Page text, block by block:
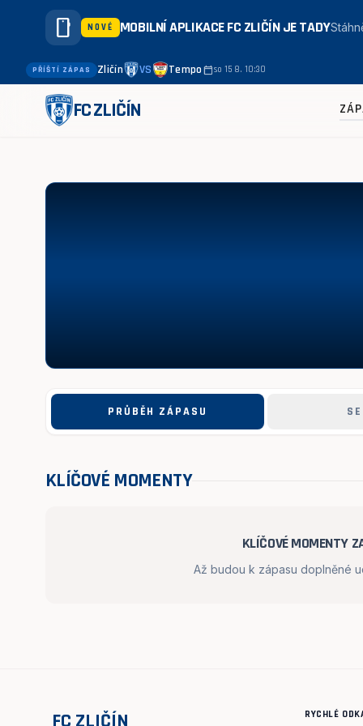
smartphone NOVÉ MOBILNÍ APLIKACE FC ZLIČÍN JE TADY
PŘÍŠTÍ ZÁPAS Zličín VS Tempocalendar_todayso 15 8. 10:30
FC ZLIČÍN
Xaverov - Aritma 4:2
PRŮBĚH ZÁPASU
KLÍČOVÉ MOMENTY
KLÍČOVÉ MOMENTY
Až budou k zápasu doplněné
FC ZLIČÍN RYCHLÉ